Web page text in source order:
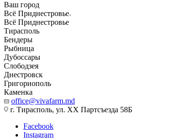
Ваш город
Всё Приднестровье
Всё Приднестровье
Тирасполь
Бендеры
Рыбница
Дубоссары
Слободзея
Днестровск
Григориополь
Каменка
office@vivafarm.md
г. Тирасполь, ул. ХХ Партсъезда 58Б
Facebook
Instagram